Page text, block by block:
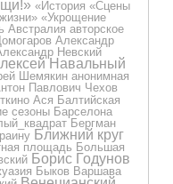
«История «Сцены
«Укрощение
Австралия авторское
Александр
Невский
Навальный
Шемякин анонимная
Павлович Чехов
Ася Балтийская
сезоны Барселона
Бергман
Ближний круг
площадь Большая
Борис Годунов
Быков Варшава